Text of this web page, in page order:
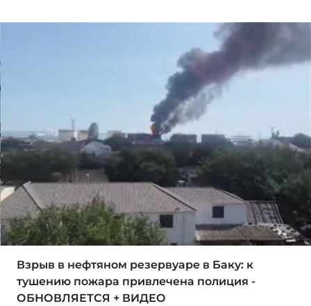
Взрыв в нефтяном резервуаре в Баку: к
тушению пожара привлечена полиция -
ОБНОВЛЯЕТСЯ + ВИДЕО